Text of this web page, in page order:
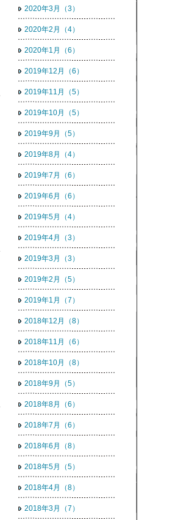
2020年3月（3）
2020年2月（4）
2020年1月（6）
2019年12月（6）
2019年11月（5）
2019年10月（5）
2019年9月（5）
2019年8月（4）
2019年7月（6）
2019年6月（6）
2019年5月（4）
2019年4月（3）
2019年3月（3）
2019年2月（5）
2019年1月（7）
2018年12月（8）
2018年11月（6）
2018年10月（8）
2018年9月（5）
2018年8月（6）
2018年7月（6）
2018年6月（8）
2018年5月（5）
2018年4月（8）
2018年3月（7）